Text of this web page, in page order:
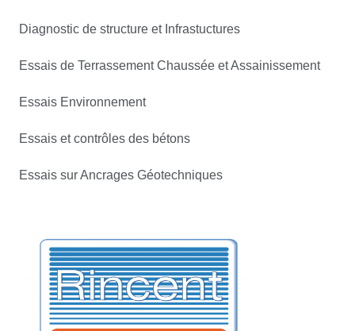
Diagnostic de structure et Infrastuctures
Essais de Terrassement Chaussée et Assainissement
Essais Environnement
Essais et contrôles des bétons
Essais sur Ancrages Géotechniques